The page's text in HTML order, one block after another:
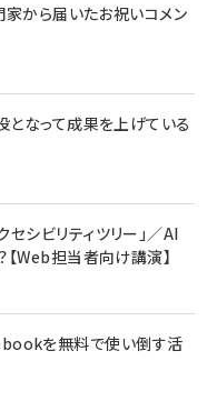
から届いたお祝いコメン
となって成果を上げている
シビリティツリー」／AI
Web担当者向け講演】
を無料で使い倒す活